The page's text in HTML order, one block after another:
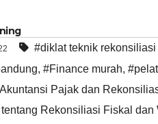
#diklat teknik
, #Finance murah,
Pajak dan
Rekonsiliasi Fiskal